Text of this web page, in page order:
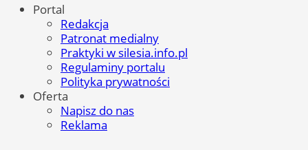
Portal
Redakcja
Patronat medialny
Praktyki w silesia.info.pl
Regulaminy portalu
Polityka prywatności
Oferta
Napisz do nas
Reklama